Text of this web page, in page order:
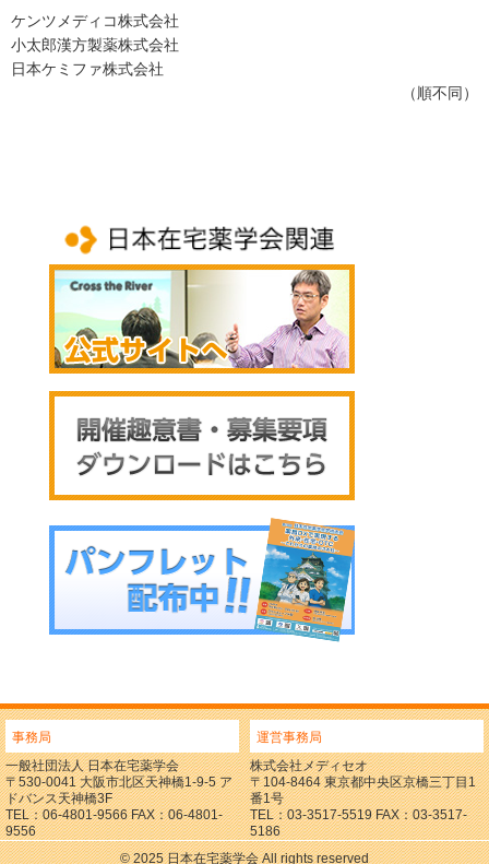
ケンツメディコ株式会社
小太郎漢方製薬株式会社
日本ケミファ株式会社
（順不同）
事務局
一般社団法人 日本在宅薬学会
〒530-0041 大阪市北区天神橋1-9-5 ア
ドバンス天神橋3F
TEL：06-4801-9566 FAX：06-4801-
9556
運営事務局
株式会社メディセオ
〒104-8464 東京都中央区京橋三丁目1
番1号
TEL：03-3517-5519 FAX：03-3517-
5186
© 2025 日本在宅薬学会 All rights reserved